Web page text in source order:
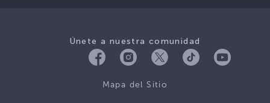
Únete a nuestra comunidad
Mapa del Sitio